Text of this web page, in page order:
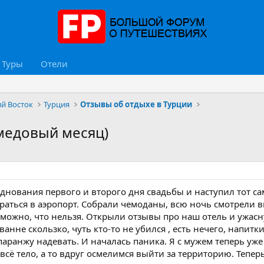
Туры Отели
Восток Турция Отзывы об отдыхе в Турции
месяц)
первого и второго дня свадьбы и наступил тот
в аэропорт. Собрали чемоданы, всю ночь смотрели
можно, что нельзя. Открыли отзывы про наш отель и
скользко, чуть кто-то не убился , есть нечего,
надевать. И началась паника. Я с мужем теперь
тело, а то вдруг осмелимся выйти за территорию.